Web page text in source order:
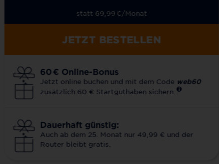
statt 69,99 €/Monat
JETZT BESTELLEN
60 € Online-Bonus
Jetzt online buchen und mit dem Code web60
zusätzlich 60 € Startguthaben sichern.
Dauerhaft günstig:
Auch ab dem 25. Monat nur 49,99 € und der
Router bleibt gratis.